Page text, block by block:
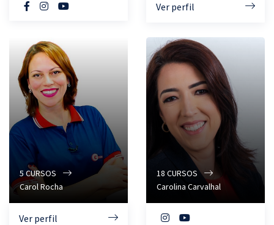
Ver perfil
5 CURSOS
Carol Rocha
Ver perfil
18 CURSOS
Carolina Carvalhal